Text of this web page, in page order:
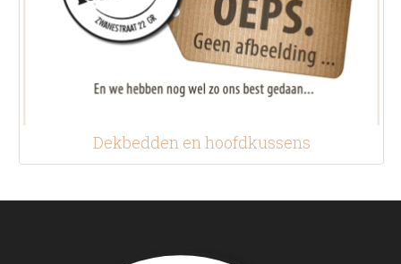
Dekbedden en hoofdkussens